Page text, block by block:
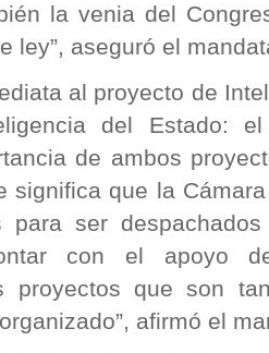
la venia del
ley”, aseguró el
al proyecto de
del Estado:
de ambos
significa que la
ser
con el apoyo
proyectos que son
afirmó el